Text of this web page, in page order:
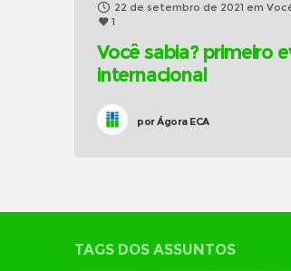
22 de setembro de 2021 em
1
Você sabia? primeiro
internacional
porÁgora ECA
TAGS DOS ASSUNTOS